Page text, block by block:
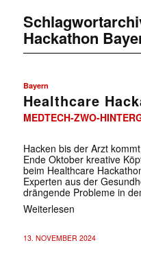
Hackathon
Bayern
Healthcare
MEDTECH-ZWO-
Hacken bis der Arzt
Ende Oktober kreative
beim Healthcare
Experten aus der
drängende Probleme in
Weiterlesen
13. NOVEMBER 2024